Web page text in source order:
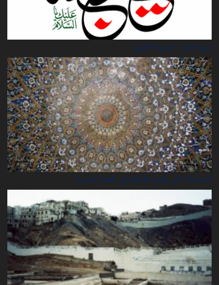
سيرة‌ جناب "خديجة‌ الكبرى"
التحديات التي تواجه الإسلام في العصر الحديث